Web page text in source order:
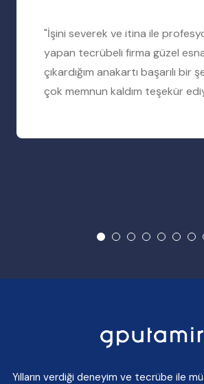
"İşini severek ve itina ile
yapan tecrübeli firma güzel
çıkardığım anakartı başarılı bir
çok memnun kaldım teşekür
Yılların verdiği deneyim ve tecrübe ile